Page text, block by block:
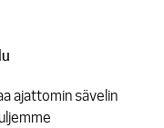
ajattomin sävelin